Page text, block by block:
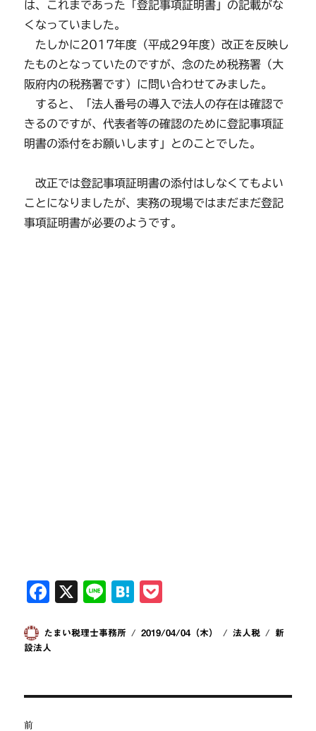
は、これまであった「登記事項証明書」の記載がな
くなっていました。
たしかに2017年度（平成29年度）改正を反映し
たものとなっていたのですが、念のため税務署（大
阪府内の税務署です）に問い合わせてみました。
すると、「法人番号の導入で法人の存在は確認で
きるのですが、代表者等の確認のために登記事項証
明書の添付をお願いします」とのことでした。
改正では登記事項証明書の添付はしなくてもよい
ことになりましたが、実務の現場ではまだまだ登記
事項証明書が必要のようです。
F
c
e
o
X
Li
e
H
e ck
投
稿
たまい税理士事務所
投
2019/04/04（木）
カ
法人税
タ
新
設法人
前